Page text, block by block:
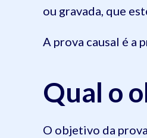
ou gravada, que
A prova causal é a
Qual o
O objetivo da